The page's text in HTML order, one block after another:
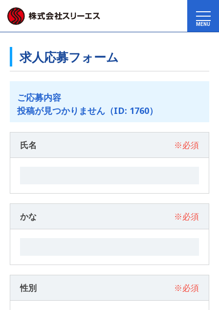
MENU
求人応募フォーム
ご応募内容
投稿が見つかりません（ID: 1760）
氏名 ※必須
かな ※必須
性別 ※必須